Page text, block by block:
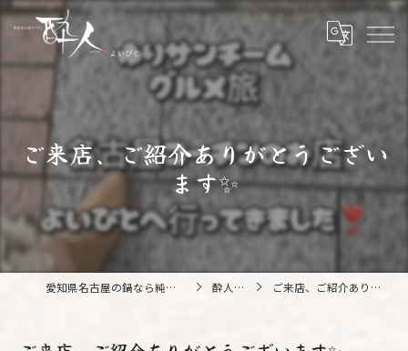
ご来店、ご紹介ありがとうござい
ます✨️
愛知県名古屋の鍋なら純系名古屋コーチン 酔人 酔人ブログ ご来店、ご紹介ありがとうございます✨️